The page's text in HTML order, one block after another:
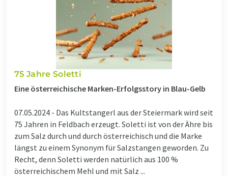
75 Jahre Soletti
Eine österreichische Marken-Erfolgsstory in Blau-Gelb
07.05.2024 - Das Kultstangerl aus der Steiermark wird seit
75 Jahren in Feldbach erzeugt. Soletti ist von der Ähre bis
zum Salz durch und durch österreichisch und die Marke
längst zu einem Synonym für Salzstangen geworden. Zu
Recht, denn Soletti werden natürlich aus 100 %
österreichischem Mehl und mit Salz ...